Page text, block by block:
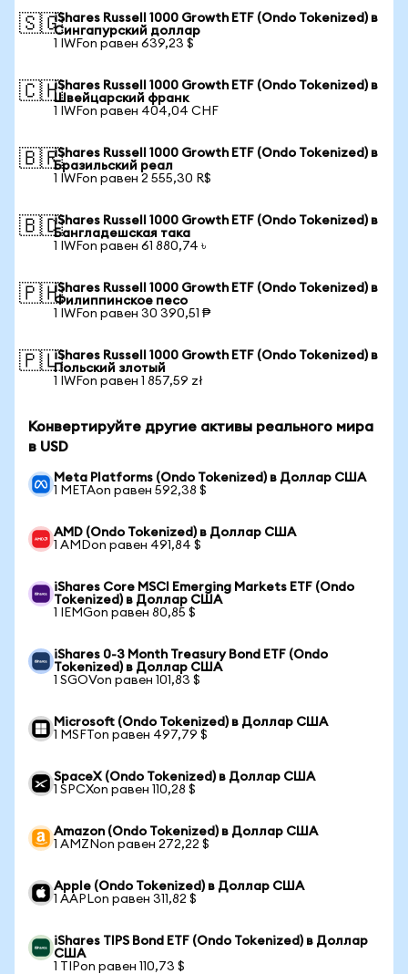
🇸🇬iShares Russell 1000 Growth ETF (Ondo Tokenized) в
Сингапурский доллар
1 IWFon равен 639,23 $
🇨🇭iShares Russell 1000 Growth ETF (Ondo Tokenized) в
Швейцарский франк
1 IWFon равен 404,04 CHF
🇧🇷iShares Russell 1000 Growth ETF (Ondo Tokenized) в
Бразильский реал
1 IWFon равен 2 555,30 R$
🇧🇩iShares Russell 1000 Growth ETF (Ondo Tokenized) в
Бангладешская така
1 IWFon равен 61 880,74 ৳
🇵🇭iShares Russell 1000 Growth ETF (Ondo Tokenized) в
Филиппинское песо
1 IWFon равен 30 390,51 ₱
🇵🇱iShares Russell 1000 Growth ETF (Ondo Tokenized) в
Польский злотый
1 IWFon равен 1 857,59 zł
Конвертируйте другие активы реального мира
в USD
Meta Platforms (Ondo Tokenized) в Доллар США
1 METAon равен 592,38 $
AMD (Ondo Tokenized) в Доллар США
1 AMDon равен 491,84 $
iShares Core MSCI Emerging Markets ETF (Ondo
Tokenized) в Доллар США
1 IEMGon равен 80,85 $
iShares 0-3 Month Treasury Bond ETF (Ondo
Tokenized) в Доллар США
1 SGOVon равен 101,83 $
Microsoft (Ondo Tokenized) в Доллар США
1 MSFTon равен 497,79 $
SpaceX (Ondo Tokenized) в Доллар США
1 SPCXon равен 110,28 $
Amazon (Ondo Tokenized) в Доллар США
1 AMZNon равен 272,22 $
Apple (Ondo Tokenized) в Доллар США
1 AAPLon равен 311,82 $
iShares TIPS Bond ETF (Ondo Tokenized) в Доллар
США
1 TIPon равен 110,73 $